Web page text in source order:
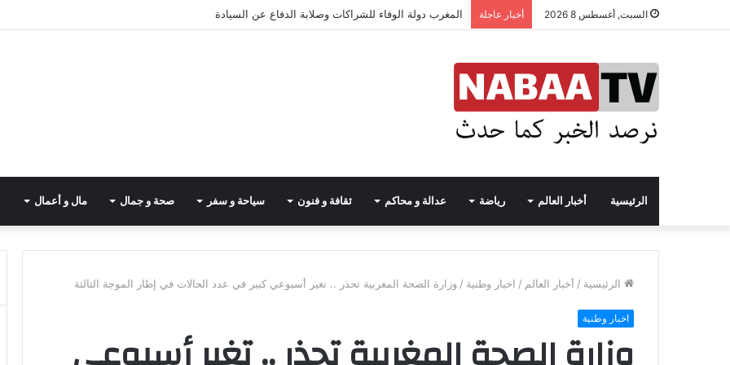
السبت, أغسطس 8 2026 أخبار عاجلة المغرب دولة الوفاء للشراكات وصلابة الدفاع عن السيادة
الرئيسية أخبار العالم رياضة عدالة و محاكم ثقافة و فنون سياحة و سفر صحة و جمال مال و أعمال
الرئيسية / أخبار العالم / اخبار وطنية / وزارة الصحة المغربية تحذر .. تغير أسبوعي كبير في عدد الحالات في إطار الموجة الثالثة
اخبار وطنية